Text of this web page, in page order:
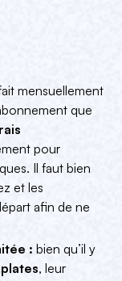
mensuellement
que
pour
Il faut bien
et les
afin de ne
: bien qu’il y
, leur